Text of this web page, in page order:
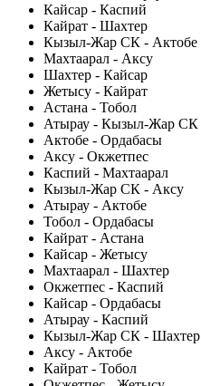
Кайсар - Каспий
Кайрат - Шахтер
Кызыл-Жар СК - Актобе
Махтаарал - Аксу
Шахтер - Кайсар
Жетысу - Кайрат
Астана - Тобол
Атырау - Кызыл-Жар СК
Актобе - Ордабасы
Аксу - Окжетпес
Каспий - Махтаарал
Кызыл-Жар СК - Аксу
Атырау - Актобе
Тобол - Ордабасы
Кайрат - Астана
Кайсар - Жетысу
Махтаарал - Шахтер
Окжетпес - Каспий
Кайсар - Ордабасы
Атырау - Каспий
Кызыл-Жар СК - Шахтер
Аксу - Актобе
Кайрат - Тобол